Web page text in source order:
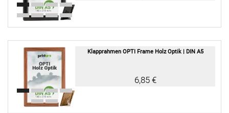
Klapprahmen OPTI Frame Holz Optik | DIN A5
6,85 €